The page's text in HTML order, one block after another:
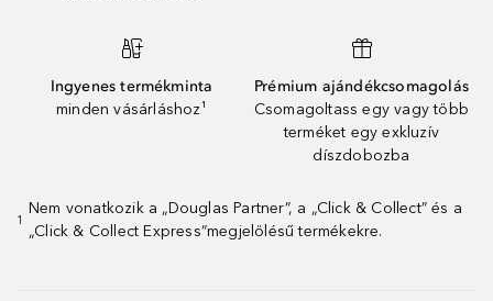
Ingyenes termékminta
minden vásárláshoz¹
Prémium ajándékcsomagolás
Csomagoltass egy vagy több
terméket egy exkluzív
díszdobozba
1
Nem vonatkozik a „Douglas Partner”, a „Click & Collect” és a
„Click & Collect Express”megjelölésű termékekre.